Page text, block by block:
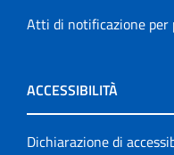
Atti di notificazione per
ACCESSIBILITÀ
Dichiarazione di